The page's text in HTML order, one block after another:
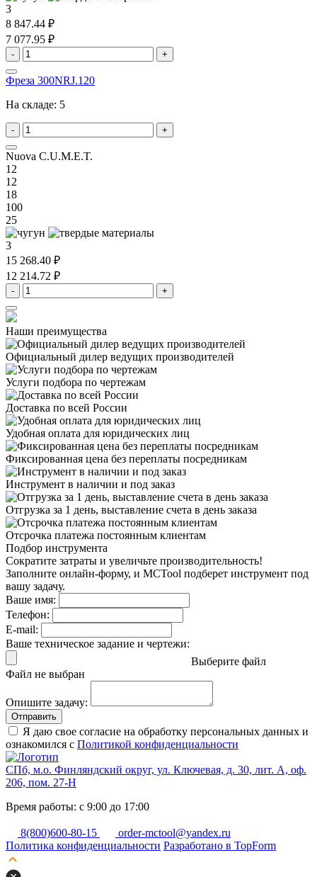
3
8 847.44 ₽
7 077.95 ₽
- +
Фреза 300NRJ.120
На складе: 5
- +
Nuova C.U.M.E.T.
12
12
18
100
25
3
15 268.40 ₽
12 214.72 ₽
- +
Наши преимущества
Официальный дилер ведущих производителей
Услуги подбора по чертежам
Доставка по всей России
Удобная оплата для юридических лиц
Фиксированная цена без переплаты посредникам
Инструмент в наличии и под заказ
Отгрузка за 1 день, выставление счета в день заказа
Отсрочка платежа постоянным клиентам
Подбор инструмента
Сократите затраты и увеличьте производительность!
Заполните онлайн-форму, и MCTool подберет инструмент под
вашу задачу.
Ваше имя:
Телефон:
E-mail:
Ваше техническое задание и чертежи:
Выберите файл
Файл не выбран
Опишите задачу:
Отправить
Я даю свое согласие на обработку персональных данных и
ознакомился с Политикой конфиденциальности
СПб, м.о. Финляндский округ, ул. Ключевая, д. 30, лит. А, оф.
206, пом. 27-Н
Время работы: с 9:00 до 17:00
8(800)600-80-15
order-mctool@yandex.ru
Политика конфиденциальности Разработано в TopForm